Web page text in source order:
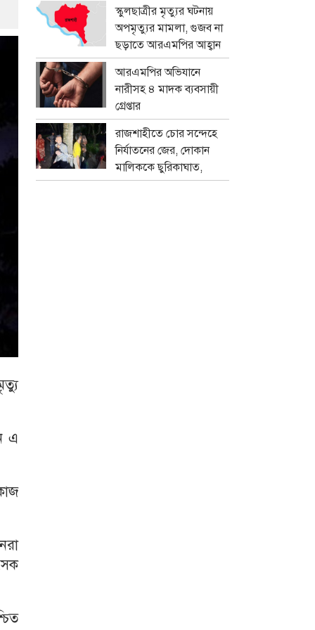
এ
স্কুলছাত্রীর মৃত্যুর ঘটনায়
অপমৃত্যুর মামলা, গুজব না
ছড়াতে আরএমপির আহ্বান
আরএমপির অভিযানে
নারীসহ ৪ মাদক ব্যবসায়ী
গ্রেপ্তার
রাজশাহীতে চোর সন্দেহে
নির্যাতনের জের, দোকান
মালিককে ছুরিকাঘাত,
মামলা